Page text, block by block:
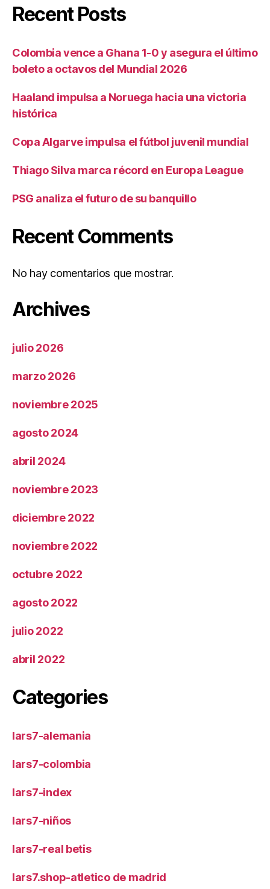
Recent Posts
Colombia vence a Ghana 1-0 y asegura el último
boleto a octavos del Mundial 2026
Haaland impulsa a Noruega hacia una victoria
histórica
Copa Algarve impulsa el fútbol juvenil mundial
Thiago Silva marca récord en Europa League
PSG analiza el futuro de su banquillo
Recent Comments
No hay comentarios que mostrar.
Archives
julio 2026
marzo 2026
noviembre 2025
agosto 2024
abril 2024
noviembre 2023
diciembre 2022
noviembre 2022
octubre 2022
agosto 2022
julio 2022
abril 2022
Categories
lars7-alemania
lars7-colombia
lars7-index
lars7-niños
lars7-real betis
lars7.shop-atletico de madrid